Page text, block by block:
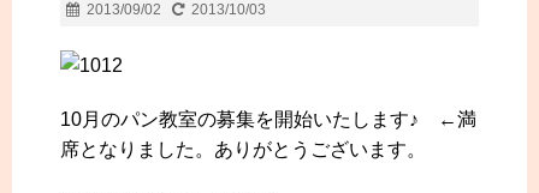
2013/09/02 2013/10/03
10月のパン教室の募集を開始いたします♪ ←満
席となりました。ありがとうございます。